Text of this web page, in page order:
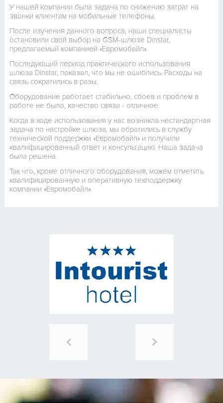
У нашей компании была задача по снижению затрат на
звонки клиентам на мобильные телефоны.
После изучения данного вопроса, наши специалисты
остановили свой выбор на GSM-шлюзе Dinstar,
предлагаемый компанией «Евромобайл».
Последующий период практического использования
шлюза Dinstar, показал, что мы не ошиблись. Расходы на
связь сократились в разы.
Оборудование работает стабильно, сбоев и проблем в
работе не было, качество связи - отличное.
Когда в ходе использования у нас возникла нестандартная
задача по настройке шлюза, мы обратились в службу
технической поддержки «Евромобайл» и получили
квалифицированный ответ и консультацию. Наша задача
была решена.
Так что, кроме отличного оборудования, можем отметить
квалифицированную и оперативную техподдержку
компании «Евромобайл».